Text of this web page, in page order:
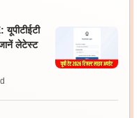
लेटेस्ट